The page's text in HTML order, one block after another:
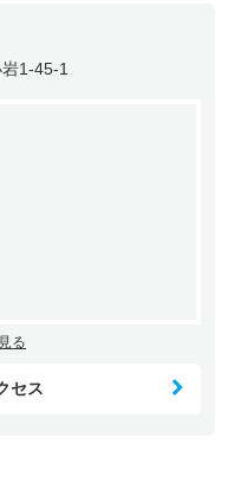
1-45-1
る
セス